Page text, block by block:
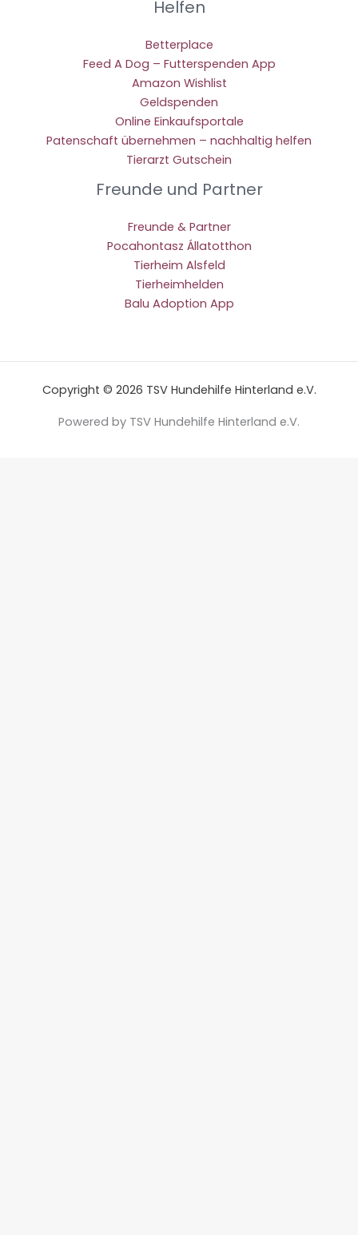
Helfen
Betterplace
Feed A Dog – Futterspenden App
Amazon Wishlist
Geldspenden
Online Einkaufsportale
Patenschaft übernehmen – nachhaltig helfen
Tierarzt Gutschein
Freunde und Partner
Freunde & Partner
Pocahontasz Állatotthon
Tierheim Alsfeld
Tierheimhelden
Balu Adoption App
Copyright © 2026 TSV Hundehilfe Hinterland e.V.
Powered by TSV Hundehilfe Hinterland e.V.